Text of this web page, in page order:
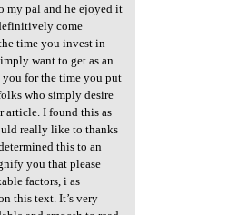
my pal and he ejoyed it
come
time you invest in
want to get as an
for the time you put
who simply desire
article. I found this as
really like to thanks
this to an
you that please
factors, i as
this text. It’s very